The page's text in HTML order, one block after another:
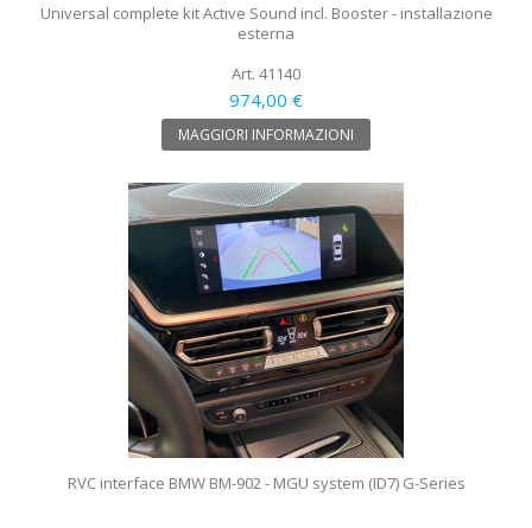
Universal complete kit Active Sound incl. Booster - installazione
esterna
Art. 41140
974,00 €
MAGGIORI INFORMAZIONI
RVC interface BMW BM-902 - MGU system (ID7) G-Series